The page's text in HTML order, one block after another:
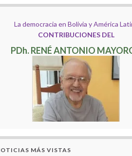
La democracia en Bolivia y América
CONTRIBUCIONES DEL
PDh. RENÉ ANTONIO
MÁS VISTAS